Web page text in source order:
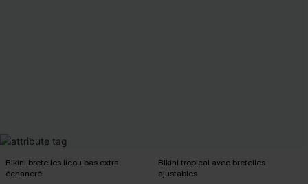
Bikini bretelles licou bas extra
échancré
Bikini tropical avec bretelles
ajustables